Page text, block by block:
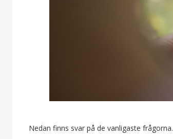
Nedan finns svar på de vanligaste frågorna.